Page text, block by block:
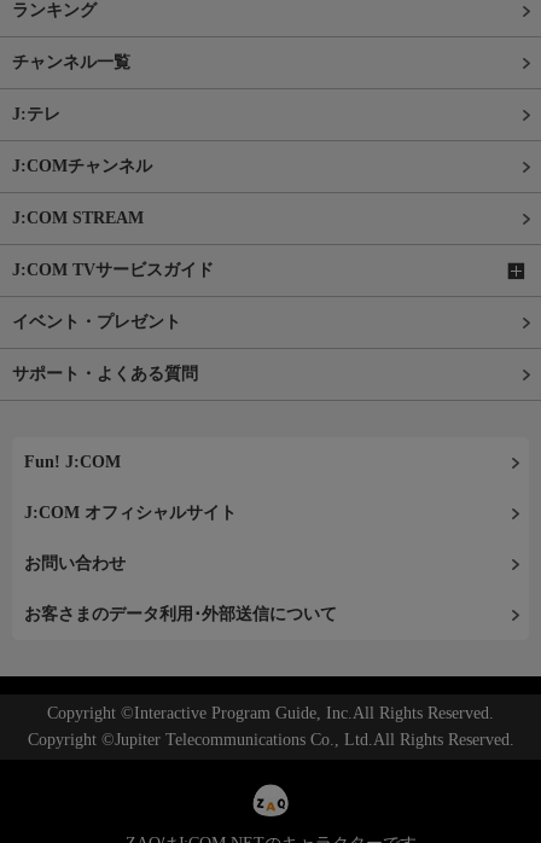
ランキング
チャンネル一覧
J:テレ
J:COMチャンネル
J:COM STREAM
J:COM TVサービスガイド
イベント・プレゼント
サポート・よくある質問
Fun! J:COM
J:COM オフィシャルサイト
お問い合わせ
お客さまのデータ利用･外部送信について
Copyright ©Interactive Program Guide, Inc.All Rights Reserved.
Copyright ©Jupiter Telecommunications Co., Ltd.All Rights Reserved.